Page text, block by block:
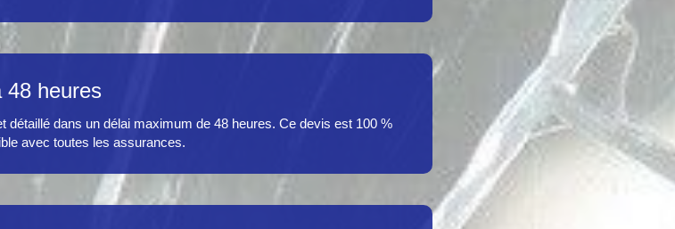
48 heures
détaillé dans un délai maximum de 48 heures. Ce devis est 100 %
avec toutes les assurances.